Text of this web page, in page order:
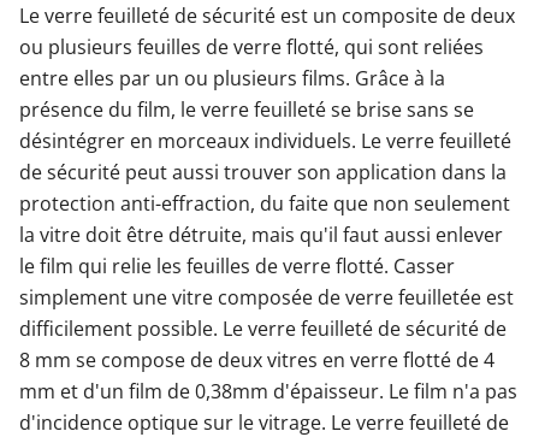
Garages & Carports
Clôtures et portails
M'identifier
Conseils gratuits
Le verre feuilleté de sécurité est un composite de deux
ou plusieurs feuilles de verre flotté, qui sont reliées
entre elles par un ou plusieurs films. Grâce à la
présence du film, le verre feuilleté se brise sans se
désintégrer en morceaux individuels. Le verre feuilleté
de sécurité peut aussi trouver son application dans la
protection anti-effraction, du faite que non seulement
la vitre doit être détruite, mais qu'il faut aussi enlever
le film qui relie les feuilles de verre flotté. Casser
simplement une vitre composée de verre feuilletée est
difficilement possible. Le verre feuilleté de sécurité de
8 mm se compose de deux vitres en verre flotté de 4
mm et d'un film de 0,38mm d'épaisseur. Le film n'a pas
d'incidence optique sur le vitrage. Le verre feuilleté de